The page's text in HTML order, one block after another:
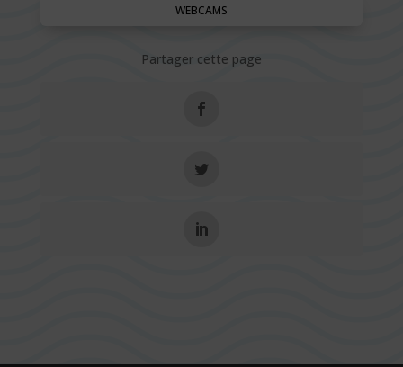
WEBCAMS
Partager cette page